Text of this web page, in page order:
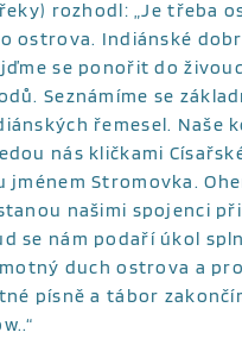
rozhodl: „Je třeba
ostrova. Indiánské
se ponořit do
Seznámíme se
řemesel. Naše
nás kličkami
Stromovka.
našimi spojenci
se nám podaří úkol
duch ostrova a
písně a tábor